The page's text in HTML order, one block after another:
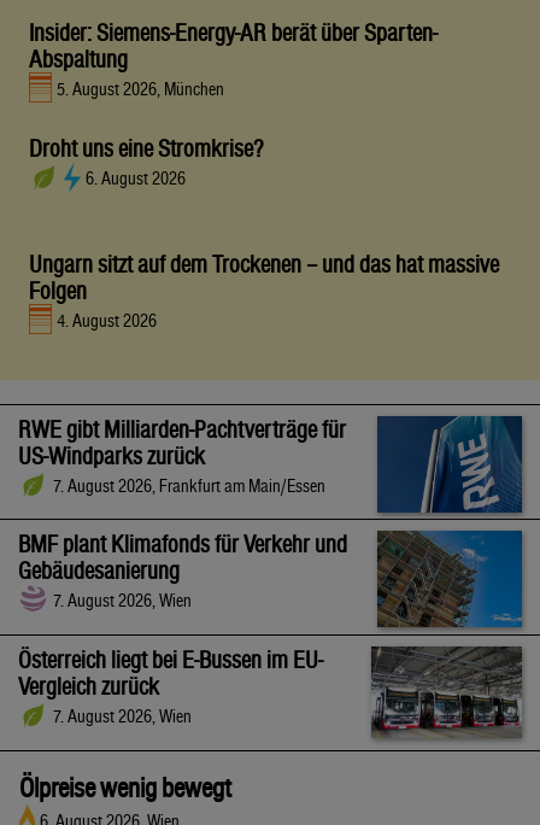
Insider: Siemens-Energy-AR berät über Sparten-
Abspaltung
5. August 2026, München
Droht uns eine Stromkrise?
6. August 2026
Ungarn sitzt auf dem Trockenen – und das hat massive
Folgen
4. August 2026
RWE gibt Milliarden-Pachtverträge für
US-Windparks zurück
7. August 2026, Frankfurt am Main/Essen
BMF plant Klimafonds für Verkehr und
Gebäudesanierung
7. August 2026, Wien
Österreich liegt bei E-Bussen im EU-
Vergleich zurück
7. August 2026, Wien
Ölpreise wenig bewegt